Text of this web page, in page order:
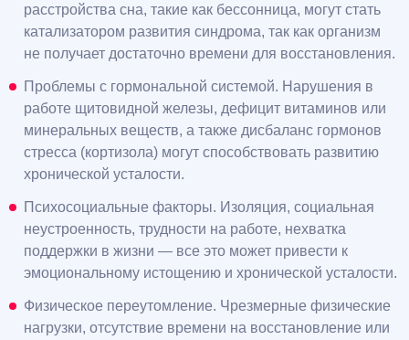
расстройства сна, такие как бессонница, могут стать
катализатором развития синдрома, так как организм
не получает достаточно времени для восстановления.
Проблемы с гормональной системой. Нарушения в
работе щитовидной железы, дефицит витаминов или
минеральных веществ, а также дисбаланс гормонов
стресса (кортизола) могут способствовать развитию
хронической усталости.
Психосоциальные факторы. Изоляция, социальная
неустроенность, трудности на работе, нехватка
поддержки в жизни — все это может привести к
эмоциональному истощению и хронической усталости.
Физическое переутомление. Чрезмерные физические
нагрузки, отсутствие времени на восстановление или